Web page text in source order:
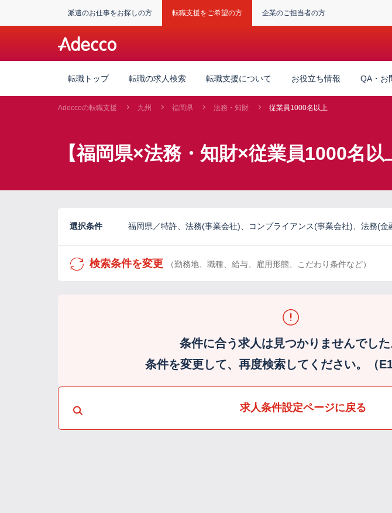
派遣のお仕事をお探しの方 転職支援をご希望の方 企業のご担当者の方
転職トップ 転職の求人検索 転職支援について お役立ち情報 QA・お
Adeccoの転職支援 九州 福岡県 法務・知財 従業員1000名以上
【福岡県×法務・知財×従業員1000名
選択条件 福岡県／特許、法務(事業会社)、コンプライアンス(事業会社)、法務(金
検索条件を変更 （勤務地、職種、給与、雇用形態、こだわり条件など）
条件に合う求人は見つかりませんでした
条件を変更して、再度検索してください。（
求人条件設定ページに戻る